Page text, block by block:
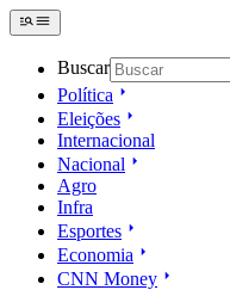
Buscar
Política
Eleições
Internacional
Nacional
Agro
Infra
Esportes
Economia
CNN Money